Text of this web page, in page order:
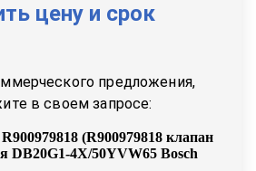
цену и срок
предложения,
в своем запросе:
R900979818 (R900979818 клапан
DB20G1-4X/50YVW65 Bosch